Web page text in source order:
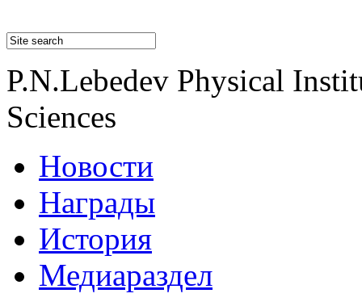
P.N.Lebedev Physical
Sciences
Новости
Награды
История
Медиараздел